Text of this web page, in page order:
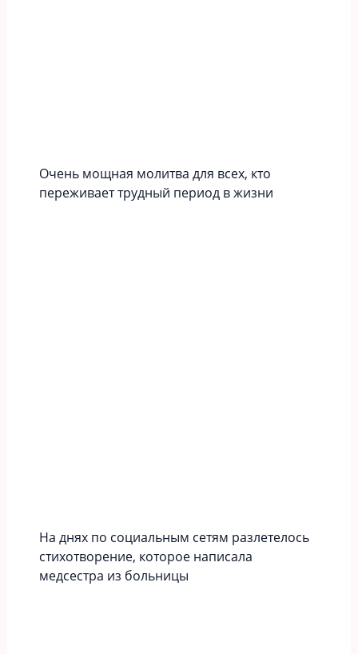
Очень мощная молитва для всех, кто
переживает трудный период в жизни
На днях по социальным сетям разлетелось
стихотворение, которое написала
медсестра из больницы